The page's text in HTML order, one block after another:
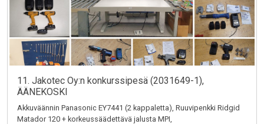
11. Jakotec Oy:n konkurssipesä (2031649-1),
ÄÄNEKOSKI
Akkuväännin Panasonic EY7441 (2 kappaletta), Ruuvipenkki Ridgid
Matador 120 + korkeussäädettävä jalusta MPI,